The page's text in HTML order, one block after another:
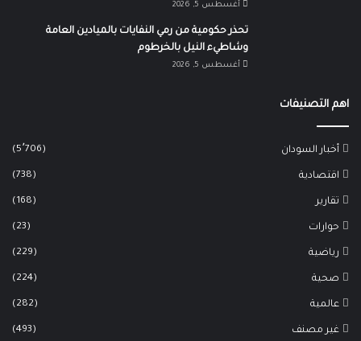
أغسطس 5, 2026
تحذر حكومية من رمي النفايات بالميادين العامة
وشاطيء النيل بالخرطوم
أغسطس 5, 2026
اهم التصنيفات
أخبار السودان (5٬706)
اقتصادية (738)
تقارير (168)
حوارات (23)
رياضية (229)
صحية (224)
عالمية (282)
غير مصنف (493)